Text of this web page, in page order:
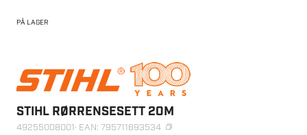
PÅ LAGER
STIHL RØRRENSESETT 20M
49255008001· EAN: 795711693534